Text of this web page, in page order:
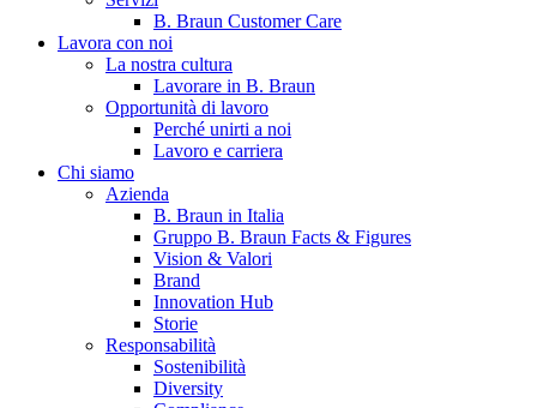
Catalogo prodotti
Trova il prodotto che stai cercando. Visita il catalogo B. Braun
Contatti
Hai domande o richieste? Scrivici per entrare subito in contatto
B. Braun Customer Care
Lavora con noi
La nostra cultura
Lavorare in B. Braun
Opportunità di lavoro
Perché unirti a noi
Lavoro e carriera
Chi siamo
Azienda
B. Braun in Italia
Gruppo B. Braun Facts & Figures
Vision & Valori
Brand
Innovation Hub
Storie
Responsabilità
Sostenibilità
Diversity